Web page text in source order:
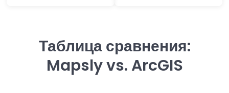
Таблица сравнения:
Mapsly vs. ArcGIS